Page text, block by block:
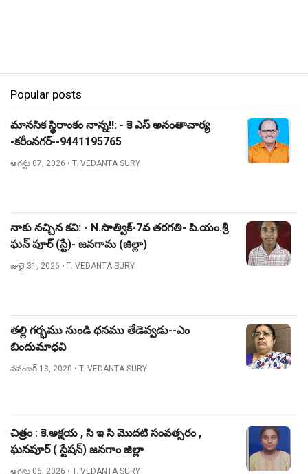
Popular posts
మానసిక స్థిరాంకం నాన్న!!: - కె ఎస్ అనంతాచార్య
-కరీంనగర్--9441195765
ఆగస్టు 07, 2026 • T. VEDANTA SURY
నాకు నచ్చిన కవి: - N.సాత్విక్-7వ తరగతి- పి.యం.శ్రీ
ఘన్ పూర్ (స్టే)- జనగామ (జిల్లా)
జులై 31, 2026 • T. VEDANTA SURY
తల్లి గర్భము నుండి ధనము తేడెవ్వడు--ఎం
బిందుమాధవి
నవంబర్ 13, 2020 • T. VEDANTA SURY
చిత్రం : కె.అక్షయ , సి ఇ సి మొదటి సంవత్సరం ,
ఘనపూర్ ( స్టేషన్) జనగాం జిల్లా
ఆగస్టు 06, 2026 • T. VEDANTA SURY